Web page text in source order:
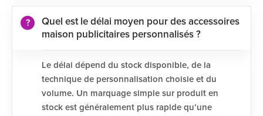
Quel est le délai moyen pour des accessoires
maison publicitaires personnalisés ?
Le délai dépend du stock disponible, de la
technique de personnalisation choisie et du
volume. Un marquage simple sur produit en
stock est généralement plus rapide qu’une